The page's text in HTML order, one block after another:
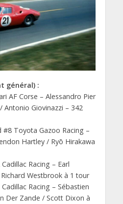
général) :
AF Corse – Alessandro Pier
Antonio Giovinazzi – 342
#8 Toyota Gazoo Racing –
Hartley / Ryō Hirakawa
Racing – Earl
Westbrook à 1 tour
Racing – Sébastien
Der Zande / Scott Dixon à